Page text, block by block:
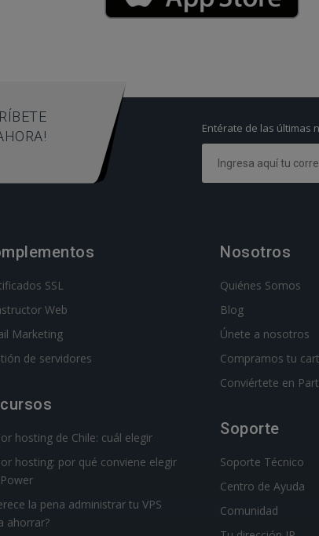
Entérate de las últimas
SSL
Web
Marketing
de servidores
hosting de Chile: cuál elegir
hosting: por qué conviene elegir
la pena administrar tu VPS
ahorrar?
Nosotros
Quiénes Somos
Blog
Únete a nosotros
Compramos tu
Conviértete en
Soporte
Soporte Técnico
Centro de Ayuda
Comunidad